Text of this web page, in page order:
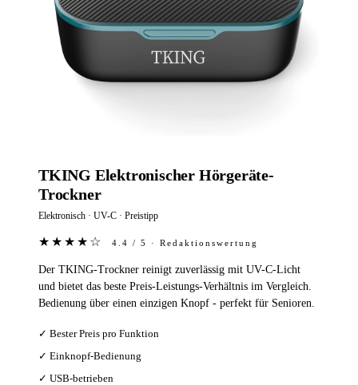
TKING Elektronischer Hörgeräte-
Trockner
Elektronisch · UV-C · Preistipp
★★★★☆ 4.4 / 5 · Redaktionswertung
Der TKING-Trockner reinigt zuverlässig mit UV-C-Licht
und bietet das beste Preis-Leistungs-Verhältnis im Vergleich.
Bedienung über einen einzigen Knopf - perfekt für Senioren.
✓ Bester Preis pro Funktion
✓ Einknopf-Bedienung
✓ USB-betrieben